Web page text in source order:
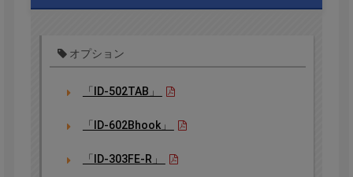
オプション
「ID-502TAB」
「ID-602Bhook」
「ID-303FE-R」